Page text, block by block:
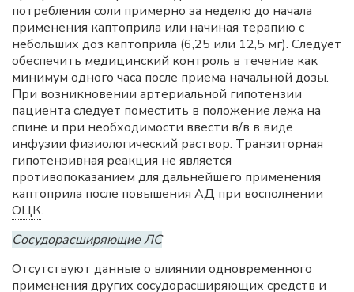
потребления соли примерно за неделю до начала
применения каптоприла или начиная терапию с
небольших доз каптоприла (6,25 или 12,5 мг). Следует
обеспечить медицинский контроль в течение как
минимум одного часа после приема начальной дозы.
При возникновении артериальной гипотензии
пациента следует поместить в положение лежа на
спине и при необходимости ввести в/в в виде
инфузии физиологический раствор. Транзиторная
гипотензивная реакция не является
противопоказанием для дальнейшего применения
каптоприла после повышения АД при восполнении
ОЦК.
Сосудорасширяющие ЛС
Отсутствуют данные о влиянии одновременного
применения других сосудорасширяющих средств и